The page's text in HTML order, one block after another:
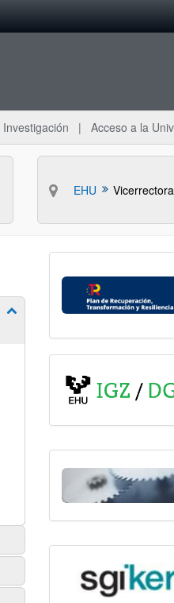
Investigación Acceso a la
EHU
Mostrar/ocultar subpáginas